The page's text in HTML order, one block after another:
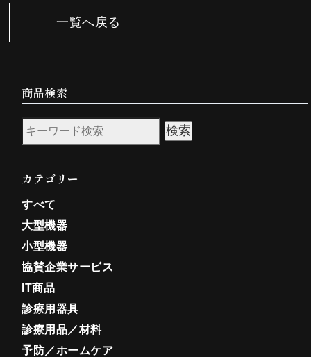
一覧へ戻る
商品検索
検索
カテゴリー
すべて
大型機器
小型機器
協賛企業サービス
IT商品
診療用器具
診療用品／材料
予防／ホームケア